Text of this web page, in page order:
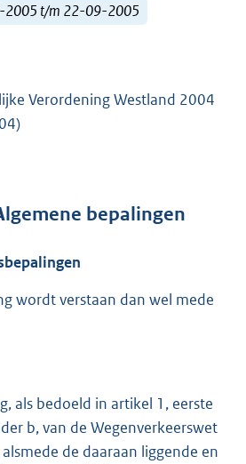
2005 t/m 22-09-2005
Verordening Westland 2004
bepalingen
wordt verstaan dan wel mede
als bedoeld in artikel 1, eerste
b, van de Wegenverkeerswet
de daaraan liggende en